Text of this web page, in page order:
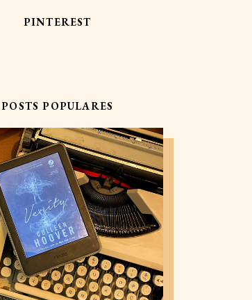
PINTEREST
POSTS POPULARES